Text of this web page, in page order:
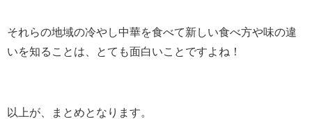
それらの地域の冷やし中華を食べて新しい食べ方や味の違
いを知ることは、とても面白いことですよね！
以上が、まとめとなります。